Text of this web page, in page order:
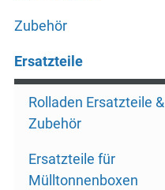
Zubehör
Ersatzteile
Rolladen Ersatzteile &
Zubehör
Ersatzteile für
Mülltonnenboxen